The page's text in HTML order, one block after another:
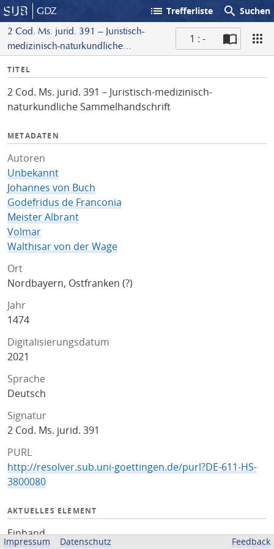
GDZ list Trefferliste search Suchen
2 Cod. Ms. jurid. 391 – Juristisch-
medizinisch-naturkundliche
1 : -
I
f
o
TITEL
2 Cod. Ms. jurid. 391 – Juristisch-medizinisch-
naturkundliche Sammelhandschrift
METADATEN
Autoren
Unbekannt
Johannes von Buch
Godefridus de Franconia
Meister Albrant
Volmar
Walthisar von der Wage
Ort
Nordbayern, Ostfranken (?)
Jahr
1474
Digitalisierungsdatum
2021
Sprache
Deutsch
Signatur
2 Cod. Ms. jurid. 391
PURL
http://resolver.sub.uni-goettingen.de/purl?DE-611-HS-
3800080
AKTUELLES ELEMENT
Einband
Impressum Datenschutz Feedback